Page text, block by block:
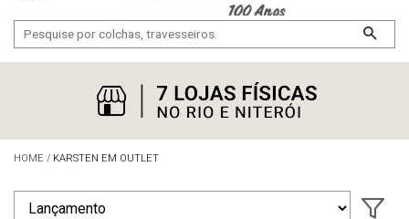
HOME / KARSTEN EM OUTLET